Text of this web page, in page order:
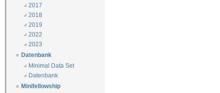
2017
2018
2019
2022
2023
Datenbank
Minimal Data Set
Datenbank
Minifellowship